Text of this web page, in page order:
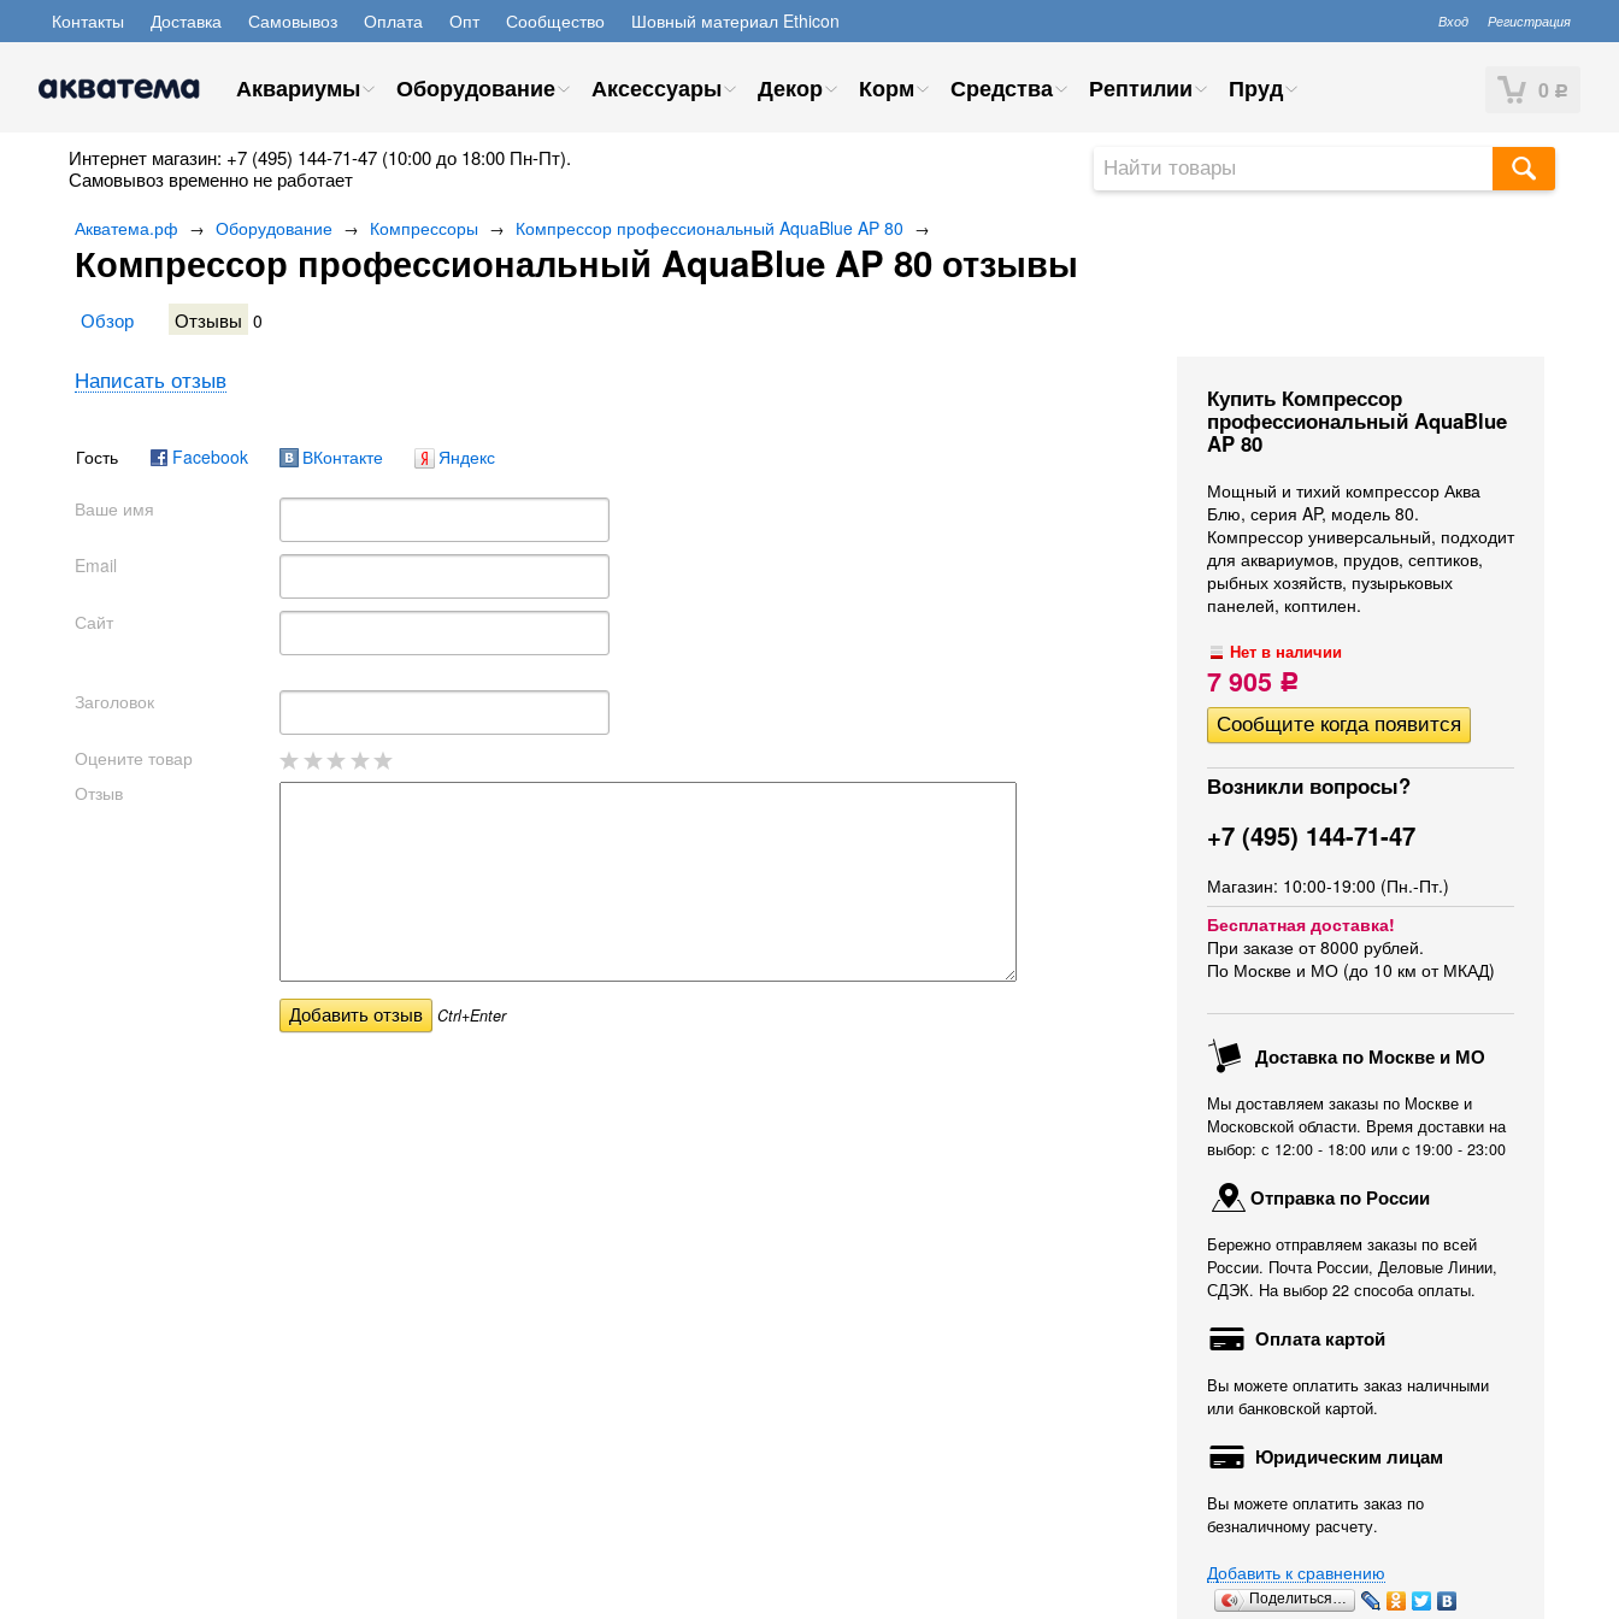
Контакты Доставка Самовывоз Оплата Опт Сообщество Шовный материал Ethicon Вход Регистрация
0 Р
Аквариумы Оборудование Аксессуары Декор Корм Средства Рептилии Пруд
Интернет магазин: +7 (495) 144-71-47 (10:00 до 18:00 Пн-Пт).
Самовывоз временно не работает
Акватема.рф → Оборудование → Компрессоры → Компрессор профессиональный AquaBlue AP 80 →
Компрессор профессиональный AquaBlue AP 80 отзывы
Обзор Отзывы 0
Купить Компрессор
профессиональный AquaBlue
AP 80
Мощный и тихий компрессор Аква
Блю, серия AP, модель 80.
Компрессор универсальный, подходит
для аквариумов, прудов, септиков,
рыбных хозяйств, пузырьковых
панелей, коптилен.
Нет в наличии
7 905 Р
Возникли вопросы?
+7 (495) 144-71-47
Магазин: 10:00-19:00 (Пн.-Пт.)
Бесплатная доставка!
При заказе от 8000 рублей.
По Москве и МО (до 10 км от МКАД)
Доставка по Москве и МО
Мы доставляем заказы по Москве и
Московской области. Время доставки на
выбор: с 12:00 - 18:00 или c 19:00 - 23:00
Отправка по России
Бережно отправляем заказы по всей
России. Почта России, Деловые Линии,
СДЭК. На выбор 22 способа оплаты.
Оплата картой
Вы можете оплатить заказ наличными
или банковской картой.
Юридическим лицам
Вы можете оплатить заказ по
безналичному расчету.
Добавить к сравнению
Поделиться…
Написать отзыв
Гость Facebook ВКонтакте Яндекс
Ваше имя
Email
Сайт
Заголовок
Оцените товар
Отзыв
Ctrl+Enter